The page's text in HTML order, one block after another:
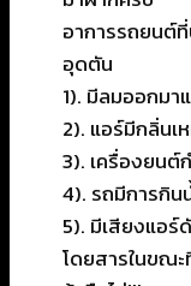
อาการรถยนต์
อุดตัน
1). มีลมออกมา
2). แอร์มีกลิ่นเ
3). เครื่องยนต์
4). รถมีการกิน
5). มีเสียงแอ
โดยสารในขณ